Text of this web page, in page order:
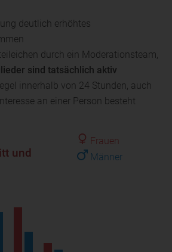
deutlich erhöhtes
durch ein Moderationsteam,
sind tatsächlich aktiv
innerhalb von 24 Stunden, auch
an einer Person besteht
Frauen
Männer
und